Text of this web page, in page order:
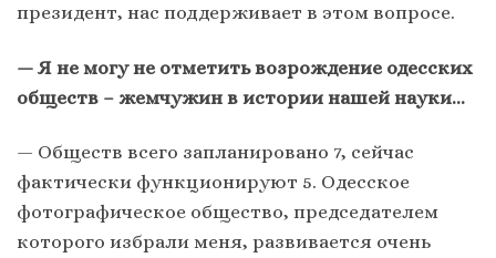
президент, нас поддерживает в этом вопросе.
— Я не могу не отметить возрождение одесских
обществ – жемчужин в истории нашей науки…
— Обществ всего запланировано 7, сейчас
фактически функционируют 5. Одесское
фотографическое общество, председателем
которого избрали меня, развивается очень